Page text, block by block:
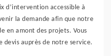
d’intervention accessible à
la demande afin que notre
en amont des projets. Vous
devis auprès de notre service.